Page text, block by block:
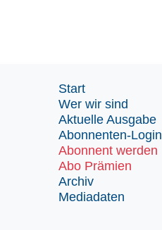
Start
Wer wir sind
Aktuelle Ausgabe
Abonnenten-Login
Abonnent werden
Abo Prämien
Archiv
Mediadaten